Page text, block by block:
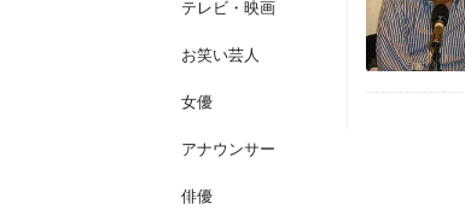
テレビ・映画
お笑い芸人
女優
アナウンサー
俳優